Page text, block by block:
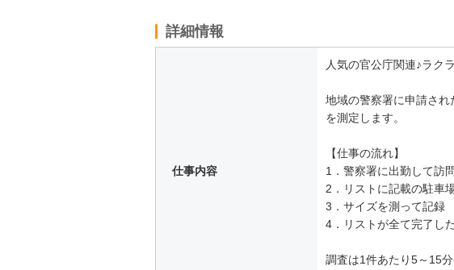
詳細情報
仕事内容
人気の官公庁関連♪ラク
地域の警察署に申請さ
を測定します。
【仕事の流れ】
1．警察署に出勤して訪
2．リストに記載の駐車
3．サイズを測って記録
4．リストが全て完了し
調査は1件あたり5～15分